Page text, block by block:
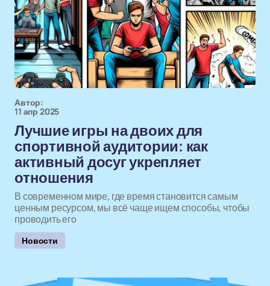
Автор:
11 апр 2025
Лучшие игры на двоих для
спортивной аудитории: как
активный досуг укрепляет
отношения
В современном мире, где время становится самым
ценным ресурсом, мы всё чаще ищем способы, чтобы
проводить его
Новости